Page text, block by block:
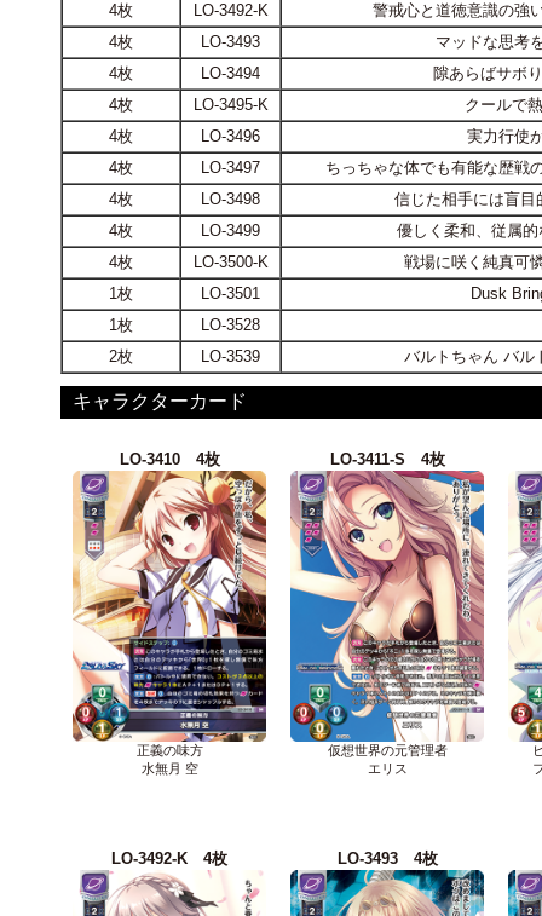
4枚
LO-3492-K
警戒心と道徳意識の強
4枚
LO-3493
マッドな思考
4枚
LO-3494
隙あらばサボ
4枚
LO-3495-K
クールで
4枚
LO-3496
実力行使
4枚
LO-3497
ちっちゃな体でも有能な歴戦
4枚
LO-3498
信じた相手には盲
4枚
LO-3499
優しく柔和、従属
4枚
LO-3500-K
戦場に咲く純真可
1枚
LO-3501
Dusk
1枚
LO-3528
2枚
LO-3539 バルトちゃん バル
キャラクターカード
LO-3410 4枚
正義の味方
水無月 空
LO-3411-S 4枚
仮想世界の元管理者
エリス
LO-3492-K 4枚 LO-3493 4枚